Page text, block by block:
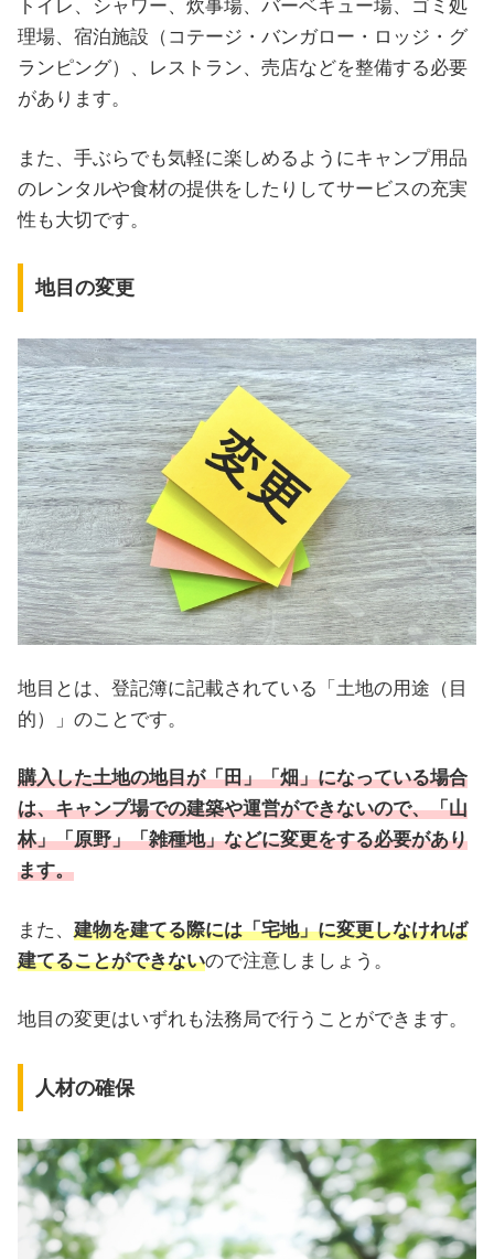
トイレ、シャワー、炊事場、バーベキュー場、ゴミ処
理場、宿泊施設（コテージ・バンガロー・ロッジ・グ
ランピング）、レストラン、売店などを整備する必要
があります。
また、手ぶらでも気軽に楽しめるようにキャンプ用品
のレンタルや食材の提供をしたりしてサービスの充実
性も大切です。
地目の変更
地目とは、登記簿に記載されている「土地の用途（目
的）」のことです。
購入した土地の地目が「田」「畑」になっている場合
は、キャンプ場での建築や運営ができないので、「山
林」「原野」「雑種地」などに変更をする必要があり
ます。
また、 建物を建てる際には「宅地」に変更しなければ
建てることができないので注意しましょう。
地目の変更はいずれも法務局で行うことができます。
人材の確保